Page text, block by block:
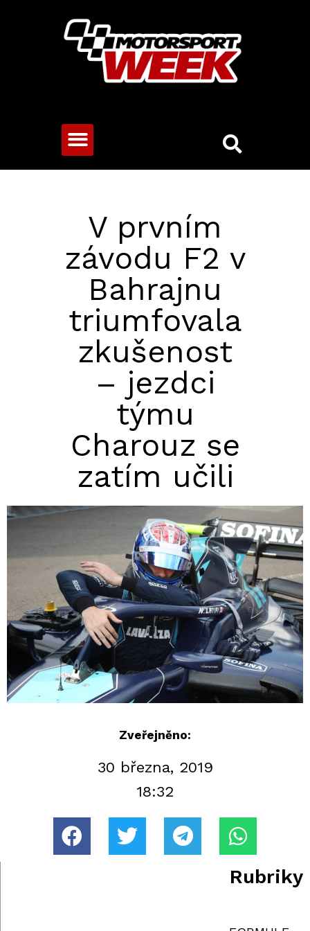
V prvním
závodu F2 v
Bahrajnu
triumfovala
zkušenost
– jezdci
týmu
Charouz se
zatím učili
Zveřejněno:
30 března, 2019
18:32
Rubriky